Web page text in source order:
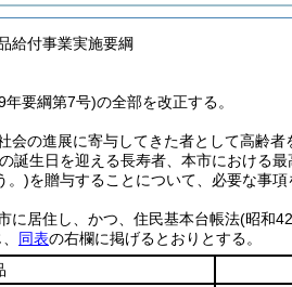
給付事業実施要綱
要綱第7号)の全部を改正する。
会の進展に寄与してきた者として高齢
誕生日を迎える長寿者、本市における
。)を贈与することについて、必要な事項
に居住し、かつ、住民基本台帳法(昭和
同表の右欄に掲げるとおりとする。